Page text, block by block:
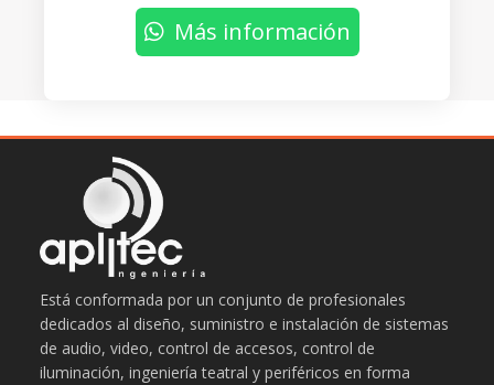
Más información
Está conformada por un conjunto de profesionales
dedicados al diseño, suministro e instalación de sistemas
de audio, video, control de accesos, control de
iluminación, ingeniería teatral y periféricos en forma